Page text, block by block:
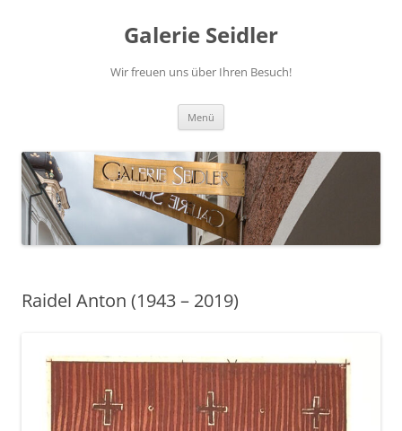
Galerie Seidler
Wir freuen uns über Ihren Besuch!
Menü
Raidel Anton (1943 – 2019)